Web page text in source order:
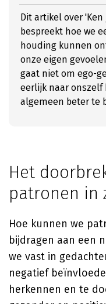
Dit artikel over
bespreekt hoe we
houding kunnen
onze eigen
gaat niet om ego-
eerlijk naar onszelf
algemeen beter te
Het
patronen in
Hoe kunnen we
bijdragen aan een
we vast in
negatief
herkennen en te